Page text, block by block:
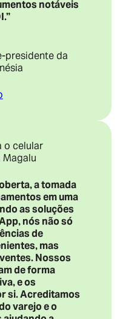
notáveis
presidente da
a tomada
em uma
as soluções
nós não só
de
mas
Nossos
de forma
e os
si. Acreditamos
varejo e o